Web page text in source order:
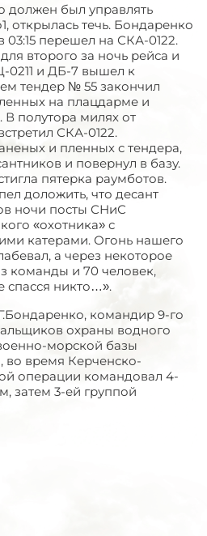
должен был управлять
открылась течь. Бондаренко
03:15 перешел на СКА-0122.
второго за ночь рейса и
и ДБ-7 вышел к
тендер № 55 закончил
на плацдарме и
В полутора милях от
СКА-0122.
и пленных с тендера,
и повернул в базу.
пятерка раумботов.
доложить, что десант
ночи посты СНиС
«охотника» с
катерами. Огонь нашего
а через некоторое
команды и 70 человек,
спасся никто…».
командир 9-го
охраны водного
морской базы
во время Керченско-
операции командовал 4-
затем 3-ей группой